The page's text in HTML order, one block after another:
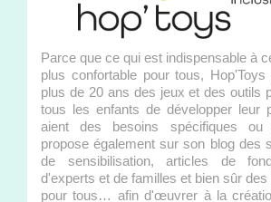
Parce que ce qui est indispensable à
plus confortable pour tous, Hop'Toys
plus de 20 ans des jeux et des outils
tous les enfants de développer leur
aient des besoins spécifiques ou
propose également sur son blog des
de sensibilisation, articles de
d'experts et de familles et bien sûr
pour tous… afin d'œuvrer à la